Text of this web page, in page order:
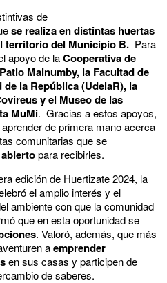
de
se realiza en distintas huertas
territorio del Municipio B. Para
apoyo de laCooperativa de
Mainumby, la Facultad de
la República (UdelaR), la
y el Museo de las
MuMi. Gracias a estos apoyos,
de primera mano acerca
comunitarias que se
para recibirles.
edición de Huertizate 2024, la
el amplio interés y el
ambiente con que la comunidad
que en esta oportunidad se
. Valoró, además, que más
aemprender
en sus casas y participen de
de saberes.